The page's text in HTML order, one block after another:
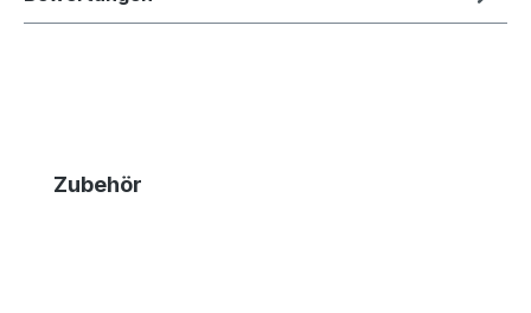
Produktgalerie überspringen
Zubehör